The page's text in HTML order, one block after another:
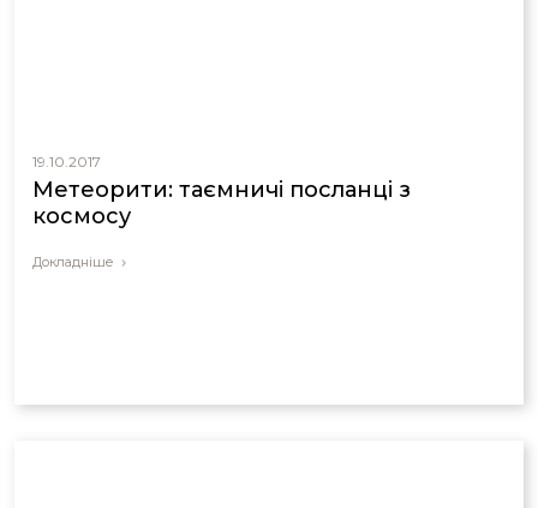
19.10.2017
Метеорити: таємничі посланці з
космосу
Докладніше